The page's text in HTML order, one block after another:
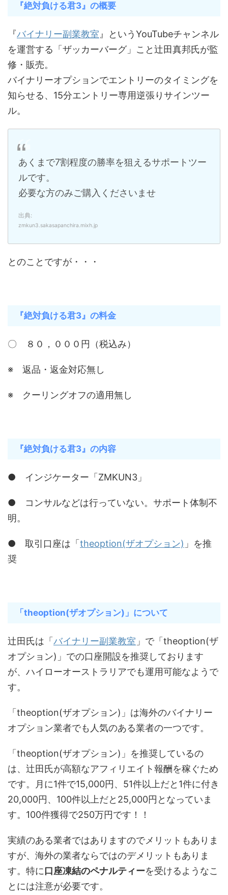
『絶対負ける君3』の概要
『バイナリー副業教室』というYouTubeチャンネル
を運営する「ザッカーバーグ」こと辻田真邦氏が監
修・販売。
バイナリーオプションでエントリーのタイミングを
知らせる、15分エントリー専用逆張りサインツー
ル。
あくまで7割程度の勝率を狙えるサポートツー
ルです。
必要な方のみご購入くださいませ
出典:
zmkun3.sakasapanchira.mixh.jp
とのことですが・・・
『絶対負ける君3』の料金
〇 ８０，０００円（税込み）
※ 返品・返金対応無し
※ クーリングオフの適用無し
『絶対負ける君3』の内容
● インジケーター「ZMKUN3」
● コンサルなどは行っていない。サポート体制不
明。
● 取引口座は「 ‎theoption(ザオプション) 」を推
奨
「theoption(ザオプション)」について
辻田氏は「 バイナリー副業教室 」で「theoption(ザ
オプション)」での口座開設を推奨しております
が、ハイローオーストラリアでも運用可能なようで
す。
「theoption(ザオプション)」は海外のバイナリー
オプション業者でも人気のある業者の一つです。
「theoption(ザオプション)」を推奨しているの
は、辻田氏が高額なアフィリエイト報酬を稼ぐため
です。月に1件で15,000円、51件以上だと1件に付き
20,000円、100件以上だと25,000円となっていま
す。100件獲得で250万円です！！
実績のある業者ではありますのでメリットもありま
すが、海外の業者ならではのデメリットもありま
す。特に口座凍結のペナルティーを受けるようなこ
とには注意が必要です。